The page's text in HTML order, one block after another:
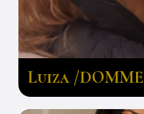
Luiza /DOMME